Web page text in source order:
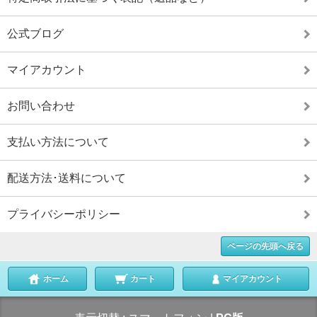
公式ブログ
マイアカウント
お問い合わせ
支払い方法について
配送方法･送料について
プライバシーポリシー
ページの先頭へ戻る
ホーム カート マイアカウント